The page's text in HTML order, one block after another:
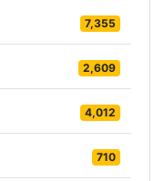
7,355
2,609
4,012
710